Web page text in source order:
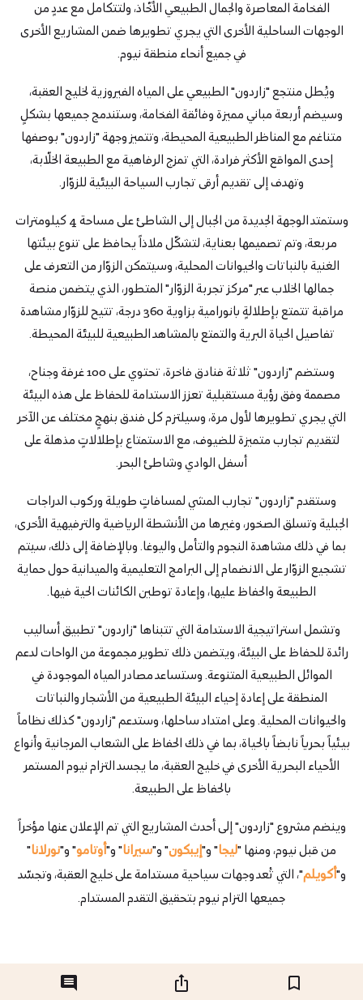
الفخامة المعاصرة والجمال الطبيعي الأخّاذ، ولتتكامل مع عددٍ من
الوجهات الساحلية الأخرى التي يجري تطويرها ضمن المشاريع الأخرى
في جميع أنحاء منطقة نيوم.
ويُطل منتجع "زاردون" الطبيعي على المياه الفيروزية لخليج العقبة،
وسيضم أربعة مباني مميزة وفائقة الفخامة، وستندمج جميعها بشكلٍ
متناغم مع المناظر الطبيعية المحيطة، وتتميز وجهة "زاردون" بوصفها
إحدى المواقع الأكثر فرادة، التي تمزج الرفاهية مع الطبيعة الخلّابة،
وتهدف إلى تقديم أرقى تجارب السياحة البيئية للزوّار.
وستمتد الوجهة الجديدة من الجبال إلى الشاطئ على مساحة 4 كيلومترات
مربعة، وتم تصميمها بعناية، لتشكّل ملاذاً يحافظ على تنوع بيئتها
الغنية بالنباتات والحيوانات المحلية، وسيتمكن الزوّار من التعرف على
جمالها الخلاب عبر "مركز تجربة الزوّار" المتطور، الذي يتضمن منصة
مراقبة تتمتع بإطلالةٍ بانورامية بزاوية 360 درجة، تتيح للزوّار مشاهدة
تفاصيل الحياة البرية والتمتع بالمشاهد الطبيعية للبيئة المحيطة.
وستضم "زاردون" ثلاثة فنادق فاخرة، تحتوي على 100 غرفة وجناح،
مصممة وفق رؤية مستقبلية تعزز الاستدامة للحفاظ على هذه البيئة
التي يجري تطويرها لأول مرة، وسيلتزم كل فندق بنهجٍ مختلف عن الآخر
لتقديم تجارب متميزة للضيوف، مع الاستمتاع بإطلالاتٍ مذهلة على
أسفل الوادي وشاطئ البحر.
وستقدم "زاردون" تجارب المشي لمسافاتٍ طويلة وركوب الدراجات
الجبلية وتسلق الصخور، وغيرها من الأنشطة الرياضية والترفيهية الأخرى،
بما في ذلك مشاهدة النجوم والتأمل واليوغا. وبالإضافة إلى ذلك، سيتم
تشجيع الزوّار على الانضمام إلى البرامج التعليمية والميدانية حول حماية
الطبيعة والحفاظ عليها، وإعادة توطين الكائنات الحية فيها.
وتشمل استراتيجية الاستدامة التي تتبناها "زاردون" تطبيق أساليب
رائدة للحفاظ على البيئة، ويتضمن ذلك تطوير مجموعة من الواحات لدعم
الموائل الطبيعية المتنوعة. وستساعد مصادر المياه الموجودة في
المنطقة على إعادة إحياء البيئة الطبيعية من الأشجار والنباتات
والحيوانات المحلية. وعلى امتداد ساحلها، وستدعم "زاردون" كذلك نظاماً
بيئياً بحرياً نابضاً بالحياة، بما في ذلك الحفاظ على الشعاب المرجانية وأنواع
الأحياء البحرية الأخرى في خليج العقبة، ما يجسد التزام نيوم المستمر
بالحفاظ على الطبيعة.
وينضم مشروع "زاردون" إلى أحدث المشاريع التي تم الإعلان عنها مؤخراً
من قبل نيوم، ومنها "ليجا" و"إيبكون" و"سيرانا" و"أوتامو" و"نورلانا"
و"أكويلم"، التي تُعد وجهات سياحية مستدامة على خليج العقبة، وتجسّد
جميعها التزام نيوم بتحقيق التقدم المستدام.